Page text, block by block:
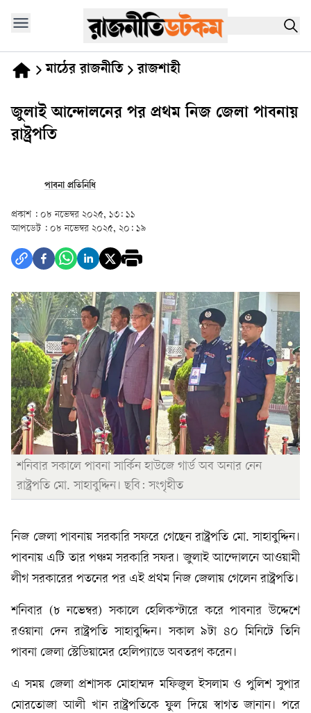
মাঠের রাজনীতি রাজশাহী
জুলাই আন্দোলনের পর প্রথম নিজ জেলা পাবনায়
রাষ্ট্রপতি
পাবনা প্রতিনিধি
প্রকাশ : ০৮ নভেম্বর ২০২৫, ১৩: ১১
আপডেট : ০৮ নভেম্বর ২০২৫, ২০: ১৯
শনিবার সকালে পাবনা সার্কিন হাউজে গার্ড অব অনার নেন
রাষ্ট্রপতি মো. সাহাবুদ্দিন। ছবি: সংগৃহীত
নিজ জেলা পাবনায় সরকারি সফরে গেছেন রাষ্ট্রপতি মো. সাহাবুদ্দিন।
পাবনায় এটি তার পঞ্চম সরকারি সফর। জুলাই আন্দোলনে আওয়ামী
লীগ সরকারের পতনের পর এই প্রথম নিজ জেলায় গেলেন রাষ্ট্রপতি।
শনিবার (৮ নভেম্বর) সকালে হেলিকপ্টারে করে পাবনার উদ্দেশে
রওয়ানা দেন রাষ্ট্রপতি সাহাবুদ্দিন। সকাল ৯টা ৪০ মিনিটে তিনি
পাবনা জেলা স্টেডিয়ামের হেলিপ্যাডে অবতরণ করেন।
এ সময় জেলা প্রশাসক মোহাম্মদ মফিজুল ইসলাম ও পুলিশ সুপার
মোরতোজা আলী খান রাষ্ট্রপতিকে ফুল দিয়ে স্বাগত জানান। পরে